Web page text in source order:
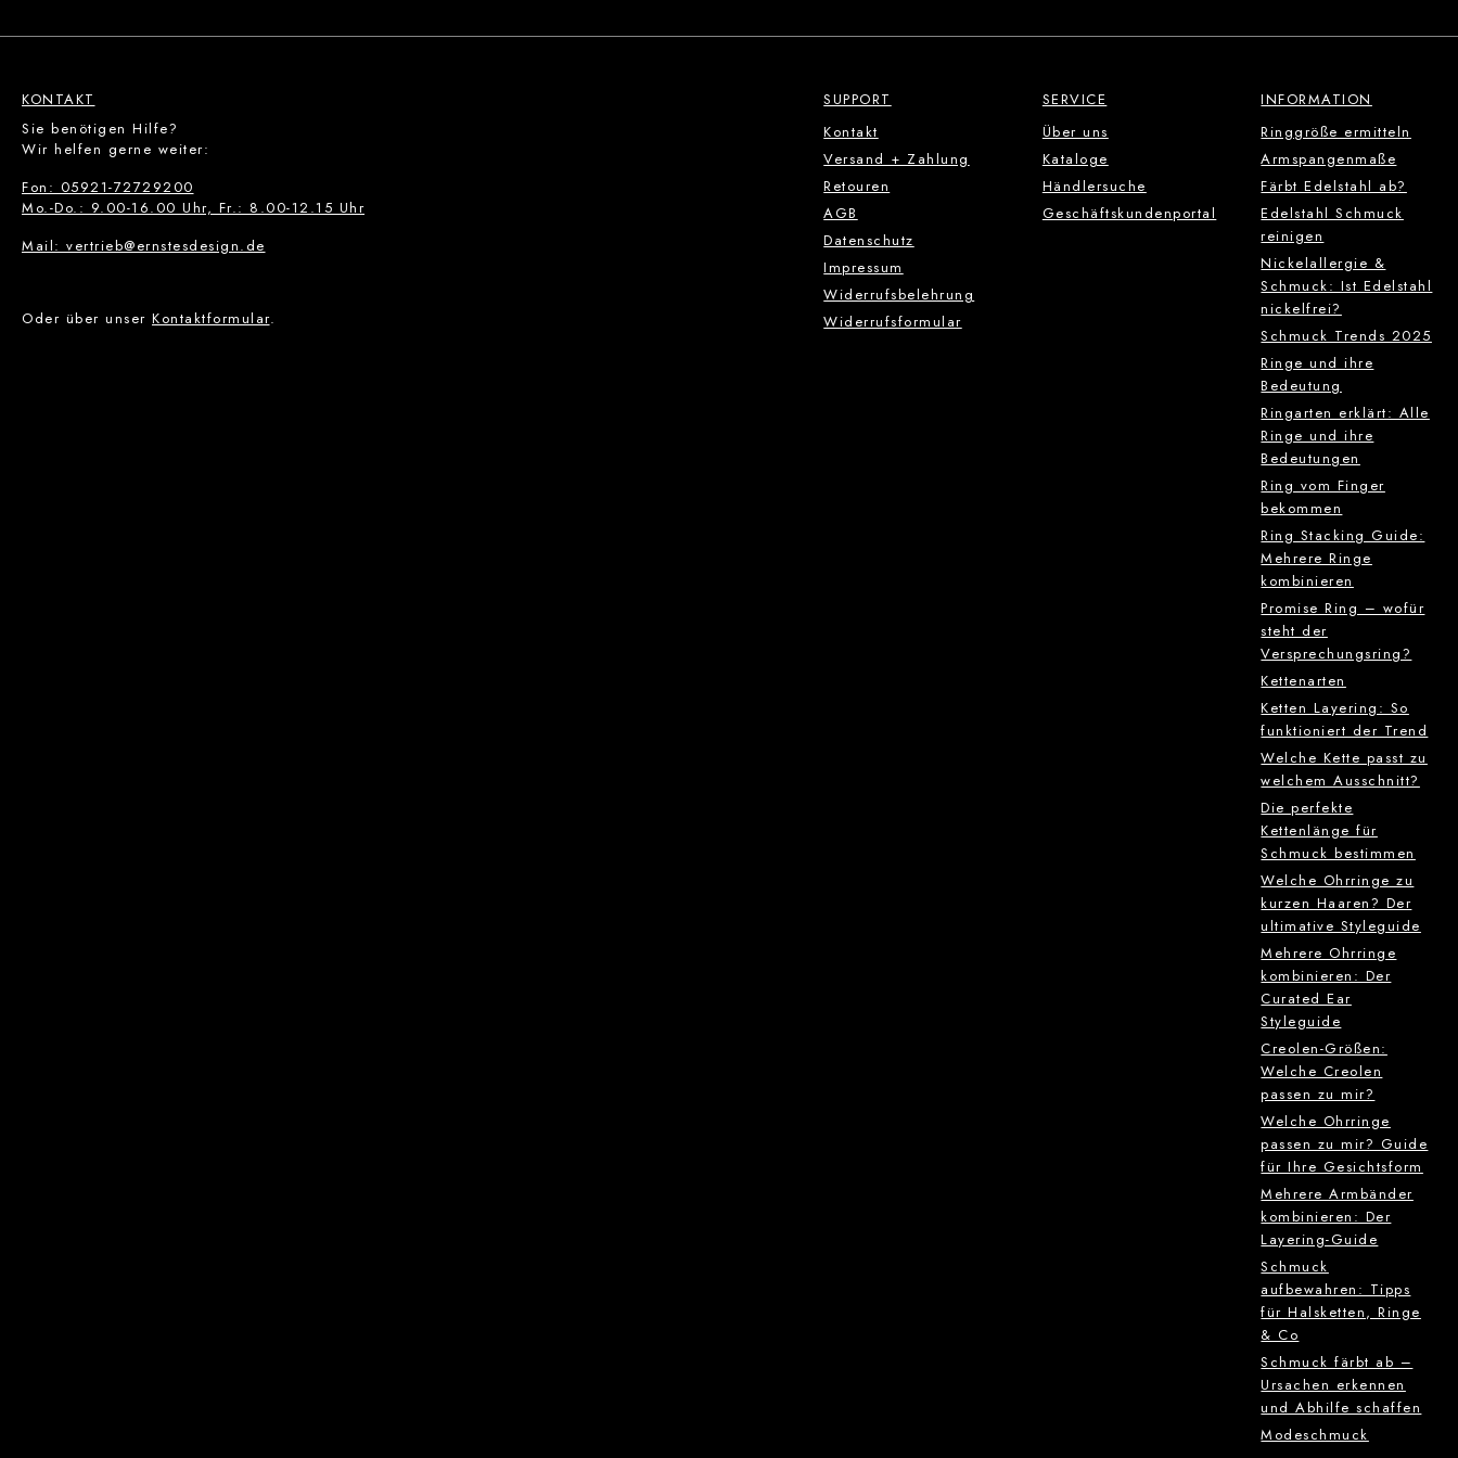
KONTAKT
Sie benötigen Hilfe?
Wir helfen gerne weiter:
Fon: 05921-72729200
Mo.-Do.: 9.00-16.00 Uhr, Fr.: 8.00-12.15 Uhr
Mail: vertrieb@ernstesdesign.de
Oder über unser Kontaktformular.
SUPPORT
Kontakt
Versand + Zahlung
Retouren
AGB
Datenschutz
Impressum
Widerrufsbelehrung
Widerrufsformular
SERVICE
Über uns
Kataloge
Händlersuche
Geschäftskundenportal
INFORMATION
Ringgröße ermitteln
Armspangenmaße
Färbt Edelstahl ab?
Edelstahl Schmuck
reinigen
Nickelallergie &
Schmuck: Ist Edelstahl
nickelfrei?
Schmuck Trends 2025
Ringe und ihre
Bedeutung
Ringarten erklärt: Alle
Ringe und ihre
Bedeutungen
Ring vom Finger
bekommen
Ring Stacking Guide:
Mehrere Ringe
kombinieren
Promise Ring – wofür
steht der
Versprechungsring?
Kettenarten
Ketten Layering: So
funktioniert der Trend
Welche Kette passt zu
welchem Ausschnitt?
Die perfekte
Kettenlänge für
Schmuck bestimmen
Welche Ohrringe zu
kurzen Haaren? Der
ultimative Styleguide
Mehrere Ohrringe
kombinieren: Der
Curated Ear
Styleguide
Creolen-Größen:
Welche Creolen
passen zu mir?
Welche Ohrringe
passen zu mir? Guide
für Ihre Gesichtsform
Mehrere Armbänder
kombinieren: Der
Layering-Guide
Schmuck
aufbewahren: Tipps
für Halsketten, Ringe
& Co
Schmuck färbt ab –
Ursachen erkennen
und Abhilfe schaffen
Modeschmuck